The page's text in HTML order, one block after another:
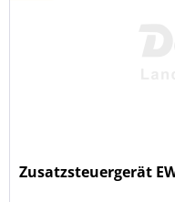
Zusatzsteuergerät